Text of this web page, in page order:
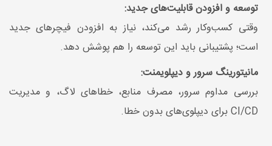
توسعه و افزودن قابلیت‌های جدید:
وقتی کسب‌وکار رشد می‌کند، نیاز به افزودن فیچرهای جدید
است؛ پشتیبانی باید این توسعه را هم پوشش دهد.
مانیتورینگ سرور و دیپلویمنت:
بررسی مداوم سرور، مصرف منابع، خطاهای لاگ، و مدیریت
CI/CD برای دیپلوی‌های بدون خطا.